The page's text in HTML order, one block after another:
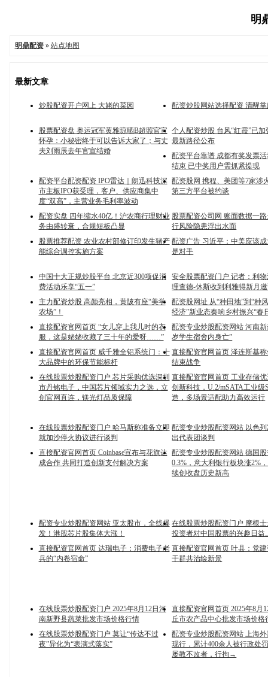
明
明鼎配资» 站点地图
最新文章
炒股配资开户网上 大姥的菜园 配资炒股网站选择配资 清醒
股票配资盘 奥运冠军黄雅琼晒B超照官宣
怀孕：小秘密终于可以告诉大家了；与丈
夫刘雨辰去年官宣结婚
个人配资炒股 台风“红霞”已
最新路径公布
配资平台靠谱 成都有奖发票
结束 已中奖用户需抓紧提现
配资平台配资配资 IPO雷达｜朗迅科技深
市主板IPO获受理，客户、供应商集中
度“双高”，主营业务毛利率波动
配资股网 携程、美团等7家涉
第三方平台被约谈
配资实盘 四年缩水40亿！沪农商行理财业
务由盛转衰，合规短板凸显
股票配资公司网 账面数据一
行风险隐患浮出水面
股票推荐配资 农业农村部修订印发生猪产
能综合调控实施方案
配资广告 习近平：中美应该
是对手
中国十大正规炒股平台 北京近300项促消
费活动乐享“五一”
安全股票配资门户 记者：利
理查德-休斯收到利雅得新月
主力配资炒股 高颜亮相，黄陂有座“美学
农场”！
配资股网址 从“种田地”到“种
经济”新业态奏响乡村振兴“春
直接配资官网首页 “女儿穿上我儿时的衣
服，这是姥姥收藏了三十年的爱呀……”
配资专业炒股配资网站 河南新
岁学生宿舍内身亡”
直接配资官网首页 威千雅全铝系统门：十
大品牌中的环保节能标杆
直接配资官网首页 泽连斯基
结束战争
在线股票炒股配资门户 芯片采购优选深圳
市丹铭电子，中国芯片领域实力之选，立
创官网直连，镁光灯品质保障
直接配资官网首页 工业存储
创新科技，U.2/mSATA工业级
造，多场景适配助力高效运行
在线股票炒股配资门户 哈马斯称准备立即
就加沙停火协议进行谈判
配资专业炒股配资网站 以色
出代表团谈判
直接配资官网首页 Coinbase宣布与花旗达
成合作 共同打造创新支付解决方案
配资专业炒股配资网站 德国
0.3%，意大利银行板块涨2%
续创收盘历史新高
配资专业炒股配资网站 亚太股市，全线爆
发！港股芯片股集体大涨！
在线股票炒股配资门户 摩根
投资者对中国股票的兴趣日益
直接配资官网首页 达瑞电子：消费电子老
兵的“内卷宿命”
直接配资官网首页 叶县：党
干群共治绘新景
在线股票炒股配资门户 2025年8月12日河
南新野县蔬菜批发市场价格行情
直接配资官网首页 2025年8月
丘市农产品中心批发市场价格
在线股票炒股配资门户 莫让“传达不过
夜”异化为“表演式落实”
配资专业炒股配资网站 上海
现行，累计400余人被行政处
屡教不改者，行拘→